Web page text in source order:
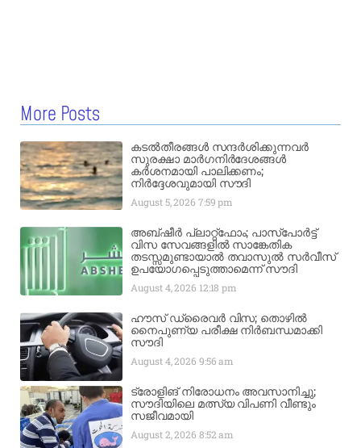
More Posts
കടൽതീരങ്ങൾ സന്ദർശിക്കുന്നവർ
സുരക്ഷാ മാർഗനിർദേശങ്ങൾ
കർശനമായി പാലിക്കണം;
നിർദ്ദേശവുമായി സൗദി
August 5, 2026 7:59 pm
അബ്ഷീർ പ്ലാറ്റ്‌ഫോം; പാസ്‌പോർട്ട്
വിസ സേവങ്ങളിൽ സാങ്കേതിക
തടസ്സമുണ്ടായാൽ തവാസുൽ സർവീസ്
ഉപയോഗപ്പെടുത്താമെന്ന് സൗദി
August 4, 2026 12:18 pm
ഹൗസ് ഡ്രൈവർ വിസ; തൊഴിൽ
നൈപുണ്യ പരീക്ഷ നിർബന്ധമാക്കി
സൗദി
August 4, 2026 9:56 am
ട്രോളിങ് നിരോധനം അവസാനിച്ചു;
സൗദിയിലെ മത്സ്യ വിപണി വീണ്ടും
സജീവമായി
August 2, 2026 8:52 am